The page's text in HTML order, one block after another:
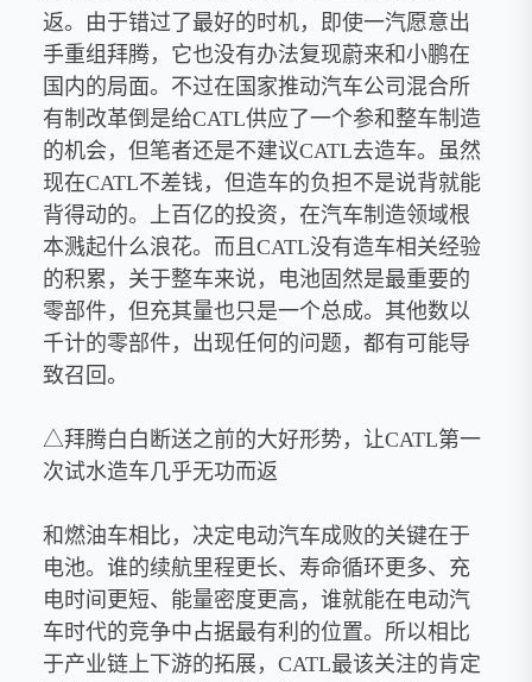
返。由于错过了最好的时机，即使一汽愿意出
手重组拜腾，它也没有办法复现蔚来和小鹏在
国内的局面。不过在国家推动汽车公司混合所
有制改革倒是给CATL供应了一个参和整车制造
的机会，但笔者还是不建议CATL去造车。虽然
现在CATL不差钱，但造车的负担不是说背就能
背得动的。上百亿的投资，在汽车制造领域根
本溅起什么浪花。而且CATL没有造车相关经验
的积累，关于整车来说，电池固然是最重要的
零部件，但充其量也只是一个总成。其他数以
千计的零部件，出现任何的问题，都有可能导
致召回。
△拜腾白白断送之前的大好形势，让CATL第一
次试水造车几乎无功而返
和燃油车相比，决定电动汽车成败的关键在于
电池。谁的续航里程更长、寿命循环更多、充
电时间更短、能量密度更高，谁就能在电动汽
车时代的竞争中占据最有利的位置。所以相比
于产业链上下游的拓展，CATL最该关注的肯定